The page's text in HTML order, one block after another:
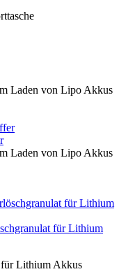
Laden von Lipo Akkus
Laden von Lipo Akkus
für Lithium
für Lithium Akkus